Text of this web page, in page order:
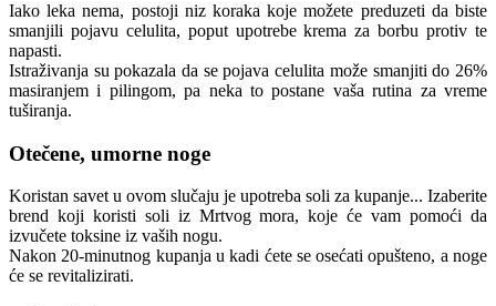
Iako leka nema, postoji niz koraka koje možete preduzeti da biste
smanjili pojavu celulita, poput upotrebe krema za borbu protiv te
napasti.
Istraživanja su pokazala da se pojava celulita može smanjiti do 26%
masiranjem i pilingom, pa neka to postane vaša rutina za vreme
tuširanja.
Otečene, umorne noge
Koristan savet u ovom slučaju je upotreba soli za kupanje... Izaberite
brend koji koristi soli iz Mrtvog mora, koje će vam pomoći da
izvučete toksine iz vaših nogu.
Nakon 20-minutnog kupanja u kadi ćete se osećati opušteno, a noge
će se revitalizirati.